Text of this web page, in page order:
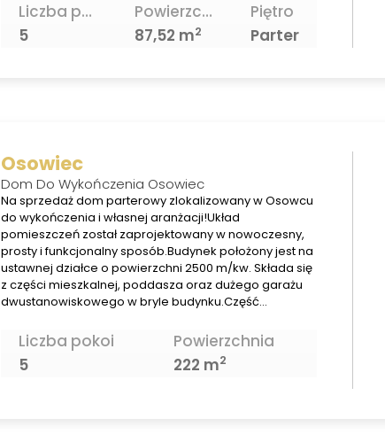
Liczba pokoi
5
Powierzchnia
87,52 m2
Piętro
Parter
Osowiec
Dom Do Wykończenia Osowiec
Na sprzedaż dom parterowy zlokalizowany w Osowcu
do wykończenia i własnej aranżacji!Układ
pomieszczeń został zaprojektowany w nowoczesny,
prosty i funkcjonalny sposób.Budynek położony jest na
ustawnej działce o powierzchni 2500 m/kw. Składa się
z części mieszkalnej, poddasza oraz dużego garażu
dwustanowiskowego w bryle budynku.Część…
Liczba pokoi
5
Powierzchnia
222 m2